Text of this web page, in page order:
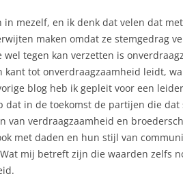
in mezelf, en ik denk dat velen dat
maken omdat ze stemgedrag
wel tegen kan verzetten is
kant tot onverdraagzaamheid leidt,
blog heb ik gepleit voor een
dat in de toekomst de partijen die dat
van verdraagzaamheid en
met daden en hun stijl van
mij betreft zijn die waarden zelfs